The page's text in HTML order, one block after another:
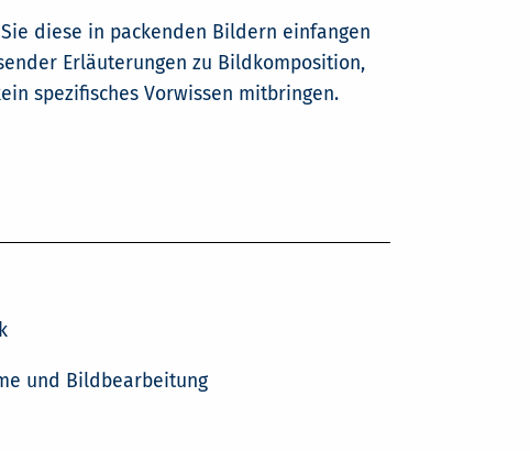
diese in packenden Bildern einfangen
Erläuterungen zu Bildkomposition,
spezifisches Vorwissen mitbringen.
und Bildbearbeitung